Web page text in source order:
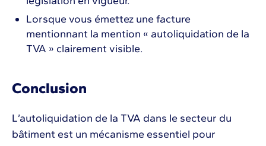
Lorsque vous émettez une facture
mentionnant la mention « autoliquidation de la
TVA » clairement visible.
Conclusion
L’autoliquidation de la TVA dans le secteur du
bâtiment est un mécanisme essentiel pour